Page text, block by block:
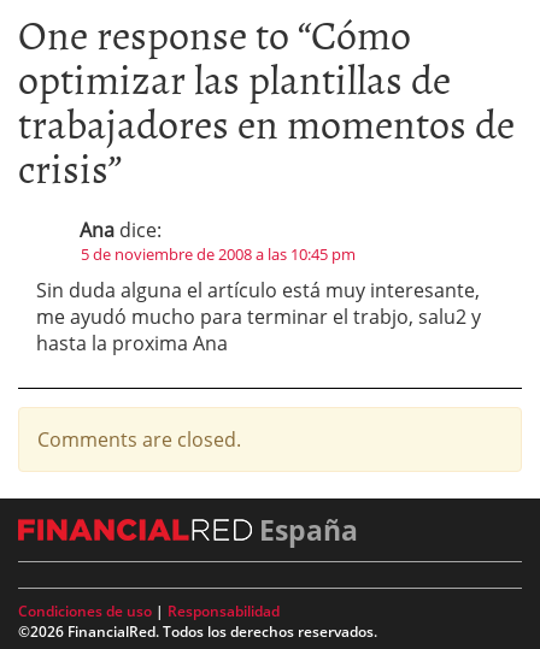
One response to “Cómo
optimizar las plantillas de
trabajadores en momentos de
crisis”
Ana dice:
5 de noviembre de 2008 a las 10:45 pm
Sin duda alguna el artículo está muy interesante,
me ayudó mucho para terminar el trabjo, salu2 y
hasta la proxima Ana
Comments are closed.
España
Condiciones de uso | Responsabilidad
©2026 FinancialRed. Todos los derechos reservados.